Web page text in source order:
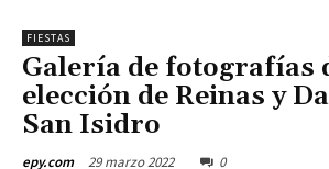
FIESTAS
Galería de fotografías
elección de Reinas y
San Isidro
epy.com 29 marzo 2022 0